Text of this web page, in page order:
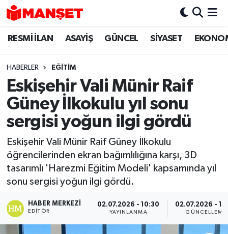
RESMİ İLAN ASAYİŞ GÜNCEL SİYASET
HABERLER EĞİTİM
Eskişehir Vali Münir Raif
Güney İlkokulu yıl sonu
sergisi yoğun ilgi gördü
Eskişehir Vali Münir Raif Güney İlkokulu
öğrencilerinden ekran bağımlılığına karşı, 3D
tasarımlı 'Harezmi Eğitim Modeli' kapsamında yıl
sonu sergisi yoğun ilgi gördü.
HABER MERKEZI
EDITÖR
02.07.2026 - 10:30
YAYINLANMA
02.07.2026 -
GÜNCELLEME
Hava Durumu
Trafik Durumu
Süper Lig Puan Durumu ve Fikstür
Tüm Manşetler
Son Dakika Haberleri
Haber Arşivi